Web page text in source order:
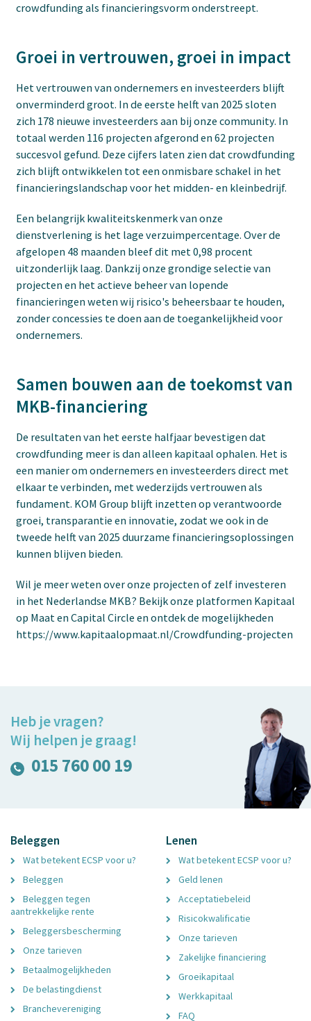
crowdfunding als financieringsvorm onderstreept.
Groei in vertrouwen, groei in impact
Het vertrouwen van ondernemers en investeerders blijft
onverminderd groot. In de eerste helft van 2025 sloten
zich 178 nieuwe investeerders aan bij onze community. In
totaal werden 116 projecten afgerond en 62 projecten
succesvol gefund. Deze cijfers laten zien dat crowdfunding
zich blijft ontwikkelen tot een onmisbare schakel in het
financieringslandschap voor het midden- en kleinbedrijf.
Een belangrijk kwaliteitskenmerk van onze
dienstverlening is het lage verzuimpercentage. Over de
afgelopen 48 maanden bleef dit met 0,98 procent
uitzonderlijk laag. Dankzij onze grondige selectie van
projecten en het actieve beheer van lopende
financieringen weten wij risico's beheersbaar te houden,
zonder concessies te doen aan de toegankelijkheid voor
ondernemers.
Samen bouwen aan de toekomst van
MKB-financiering
De resultaten van het eerste halfjaar bevestigen dat
crowdfunding meer is dan alleen kapitaal ophalen. Het is
een manier om ondernemers en investeerders direct met
elkaar te verbinden, met wederzijds vertrouwen als
fundament. KOM Group blijft inzetten op verantwoorde
groei, transparantie en innovatie, zodat we ook in de
tweede helft van 2025 duurzame financieringsoplossingen
kunnen blijven bieden.
Wil je meer weten over onze projecten of zelf investeren
in het Nederlandse MKB? Bekijk onze platformen Kapitaal
op Maat en Capital Circle en ontdek de mogelijkheden
https://www.kapitaalopmaat.nl/Crowdfunding-projecten
Heb je vragen?
Wij helpen je graag!
015 760 00 19
Beleggen
Wat betekent ECSP voor u?
Beleggen
Beleggen tegen
aantrekkelijke rente
Beleggersbescherming
Onze tarieven
Betaalmogelijkheden
De belastingdienst
Branchevereniging
Lenen
Wat betekent ECSP voor u?
Geld lenen
Acceptatiebeleid
Risicokwalificatie
Onze tarieven
Zakelijke financiering
Groeikapitaal
Werkkapitaal
FAQ